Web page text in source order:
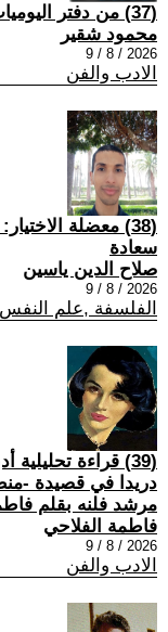
(37) من دفتر اليوميات/محمود شقير71
محمود شقير
2026 / 8 / 9
الادب والفن
(38) معضلة
سعادة
صلاح الدين ياسين
2026 / 8 / 9
الفلسفة ,علم
(39) قراءة
دريدا في قصيدة -
مرشد فلنه بقلم
فاطمة الفلاحي
2026 / 8 / 9
الادب والفن